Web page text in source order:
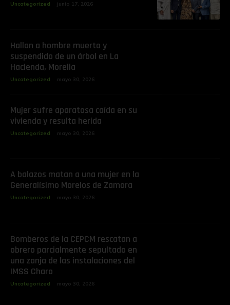
Uncategorized junio 17, 2026
Hallan a hombre muerto y
suspendido de un árbol en La
Hacienda, Morelia
Uncategorized mayo 30, 2026
Mujer sufre aparatosa caída en su
vivienda y resulta herida
Uncategorized mayo 30, 2026
A balazos matan a una mujer en la
Generalísimo Morelos de Zamora
Uncategorized mayo 30, 2026
Bomberos de la CEPCM rescatan a
obrero parcialmente sepultado en
una zanja de las instalaciones del
IMSS Charo
Uncategorized mayo 30, 2026